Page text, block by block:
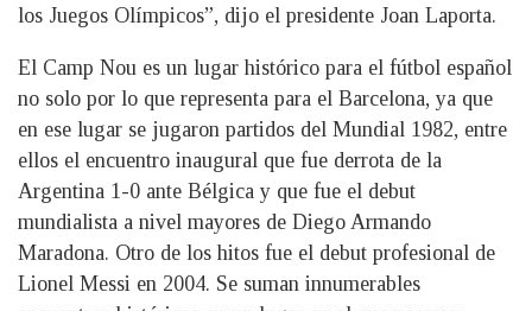
los Juegos Olímpicos”, dijo el presidente Joan Laporta.
El Camp Nou es un lugar histórico para el fútbol español
no solo por lo que representa para el Barcelona, ya que
en ese lugar se jugaron partidos del Mundial 1982, entre
ellos el encuentro inaugural que fue derrota de la
Argentina 1-0 ante Bélgica y que fue el debut
mundialista a nivel mayores de Diego Armando
Maradona. Otro de los hitos fue el debut profesional de
Lionel Messi en 2004. Se suman innumerables